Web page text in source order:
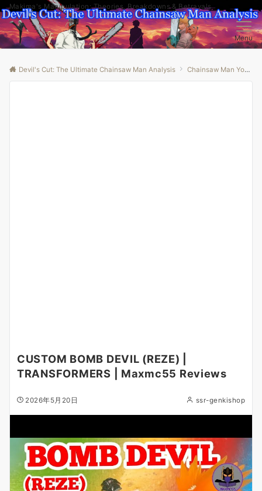
Makima's Manipulation: Theories, Breakdowns & Betrayals
Menu
Devil's Cut: The Ultimate Chainsaw Man Analysis Chainsaw Man Youtube
CUSTOM BOMB DEVIL (REZE) |
TRANSFORMERS | Maxmc55 Reviews
2026年5月20日 ssr-genkishop